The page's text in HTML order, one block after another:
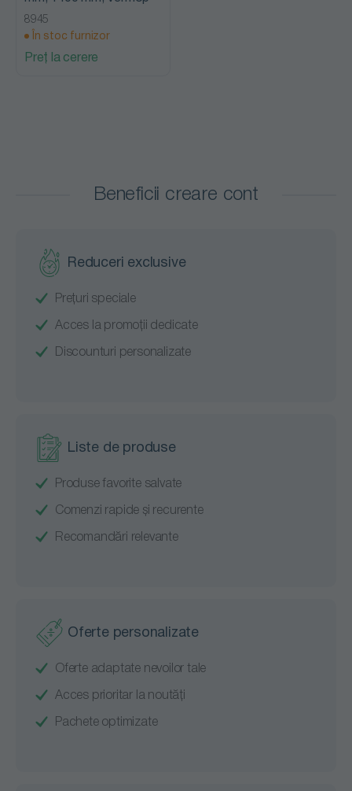
8945
În stoc furnizor
Preț la cerere
Beneficii creare cont
Reduceri exclusive
Prețuri speciale
Acces la promoții dedicate
Discounturi personalizate
Liste de produse
Produse favorite salvate
Comenzi rapide și recurente
Recomandări relevante
Oferte personalizate
Oferte adaptate nevoilor tale
Acces prioritar la noutăți
Pachete optimizate